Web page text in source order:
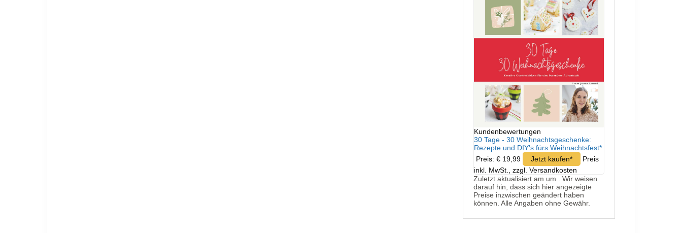
Kundenbewertungen
30 Tage - 30 Weihnachtsgeschenke:
Rezepte und DIY's fürs Weihnachtsfest*
Preis: € 19,99
Jetzt kaufen*
Preis
inkl. MwSt., zzgl. Versandkosten
Zuletzt aktualisiert am um . Wir weisen
darauf hin, dass sich hier angezeigte
Preise inzwischen geändert haben
können. Alle Angaben ohne Gewähr.